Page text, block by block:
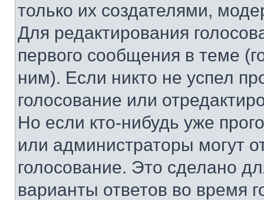
только их создателями,
Для редактирования
первого сообщения в теме
ним). Если никто не успел
голосование или
Но если кто-нибудь уже
или администраторы могут
голосование. Это сделано
варианты ответов во время